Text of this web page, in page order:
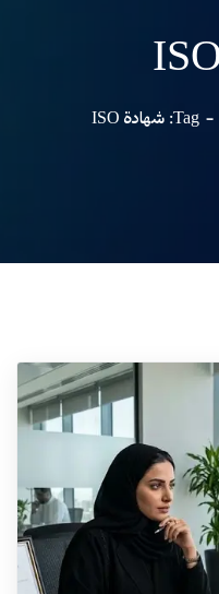
Tag: شهادة ISO